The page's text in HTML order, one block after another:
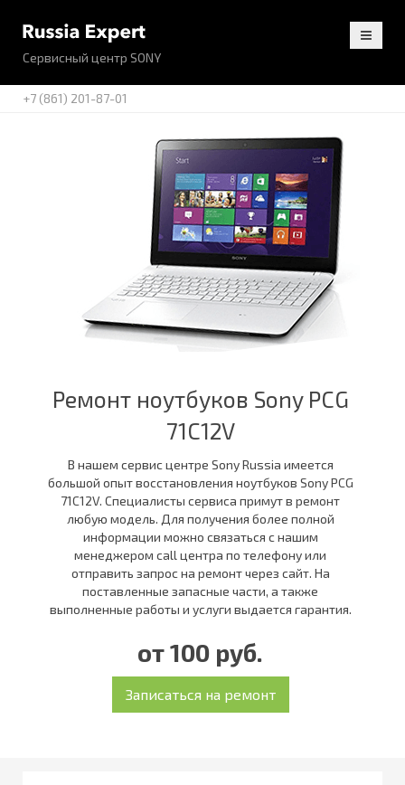
Сервисный центр SONY
+7 (861) 201-87-01
Ремонт ноутбуков Sony PCG
71C12V
В нашем сервис центре Sony Russia имеется
большой опыт восстановления ноутбуков Sony PCG
71C12V. Специалисты сервиса примут в ремонт
любую модель. Для получения более полной
информации можно связаться с нашим
менеджером call центра по телефону или
отправить запрос на ремонт через сайт. На
поставленные запасные части, а также
выполненные работы и услуги выдается гарантия.
от 100 руб.